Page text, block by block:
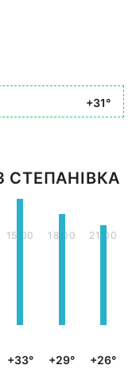
+31°
15:00
+33°
18:00
+29°
21:00
+26°